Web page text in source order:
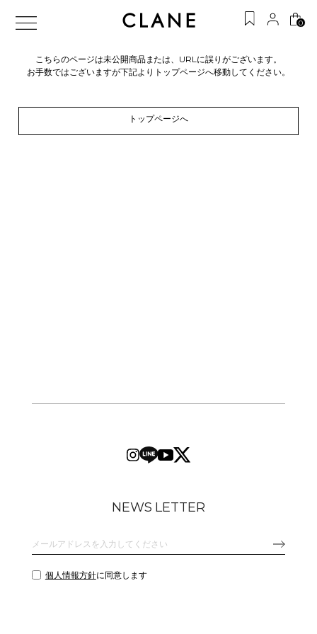
0
こちらのページは未公開商品または、URLに誤りがございます。
お手数ではございますが下記よりトップページへ移動してください。
トップページへ
NEWS LETTER
個人情報方針に同意します